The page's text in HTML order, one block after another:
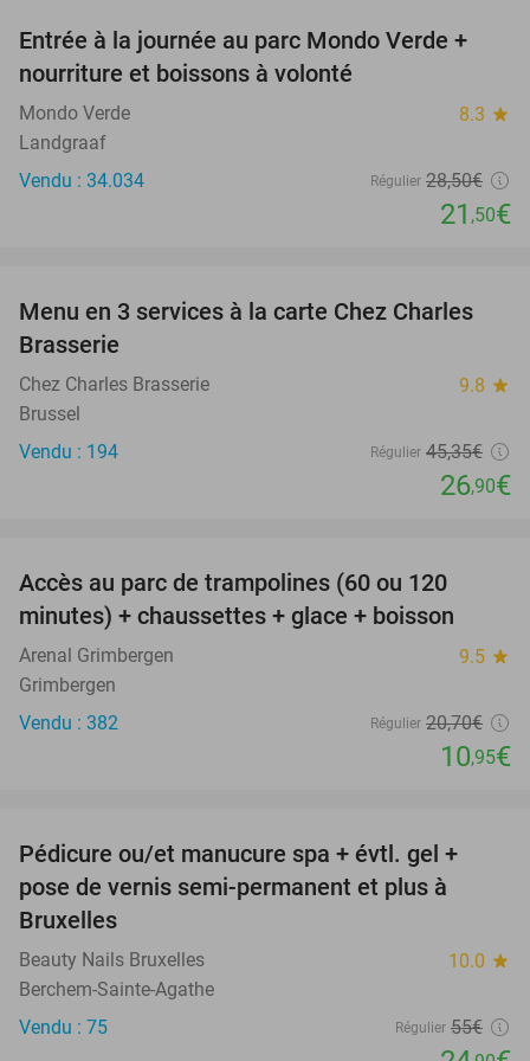
25%
Entrée à la journée au parc Mondo Verde +
nourriture et boissons à volonté
Mondo Verde 8.3 star
Landgraaf
Vendu : 34.034
Régulier 28,50€
21 ,50€
41%
Menu en 3 services à la carte Chez Charles
Brasserie
Chez Charles Brasserie 9.8 star
Brussel
Vendu : 194
Régulier 45,35€
26,90€
Accès au parc de trampolines (60 ou 120
minutes) + chaussettes + glace + boisson
Arenal Grimbergen 9.5 star
Grimbergen
Vendu : 382
Régulier 20,70€
10,95€
55%
Pédicure ou/et manucure spa + évtl. gel +
pose de vernis semi-permanent et plus à
Bruxelles
Beauty Nails Bruxelles 10.0 star
Berchem-Sainte-Agathe
Vendu : 75
Régulier 55€